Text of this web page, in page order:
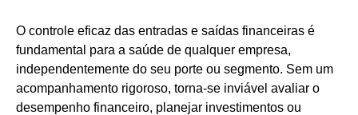
O controle eficaz das entradas e saídas financeiras é
fundamental para a saúde de qualquer empresa,
independentemente do seu porte ou segmento. Sem um
acompanhamento rigoroso, torna-se inviável avaliar o
desempenho financeiro, planejar investimentos ou